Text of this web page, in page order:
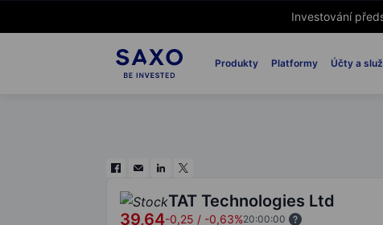
Investování
Produkty Platformy Účty a
TAT Technologies Ltd
39,64-0,25 / -0,63%20:00:00